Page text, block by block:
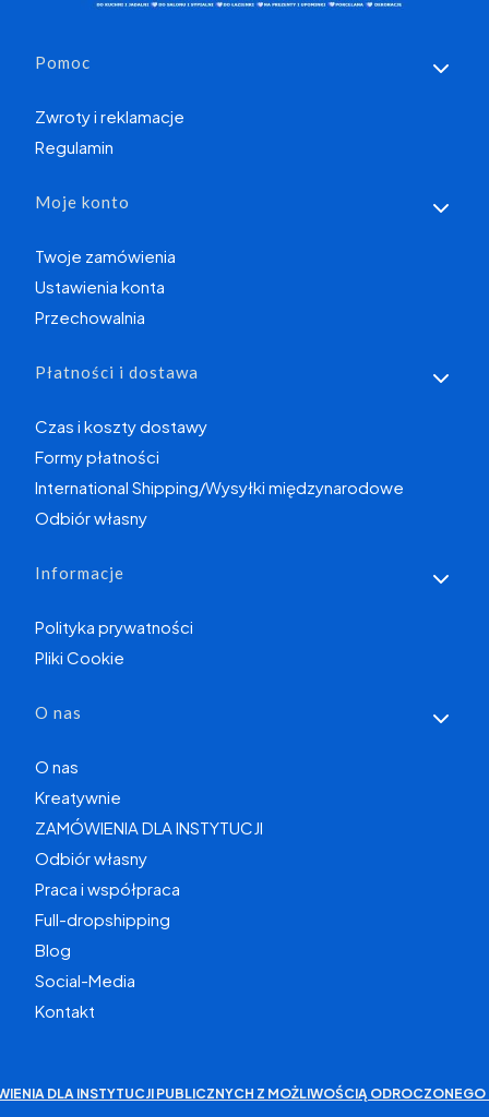
Linki w stopce
Pomoc
Zwroty i reklamacje
Regulamin
Moje konto
Twoje zamówienia
Ustawienia konta
Przechowalnia
Płatności i dostawa
Czas i koszty dostawy
Formy płatności
International Shipping/Wysyłki międzynarodowe
Odbiór własny
Informacje
Polityka prywatności
Pliki Cookie
O nas
O nas
Kreatywnie
ZAMÓWIENIA DLA INSTYTUCJI
Odbiór własny
Praca i współpraca
Full-dropshipping
Blog
Social-Media
Kontakt
DLA INSTYTUCJI PUBLICZNYCH Z MOŻLIWOŚCIĄ ODROCZONEGO